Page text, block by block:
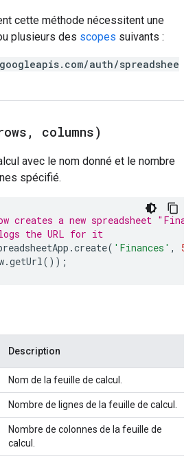
cette méthode nécessitent une
plusieurs des scopes suivants :
auth/spreadshee
, columns)
avec le nom donné et le nombre
spécifié.
creates a new spreadsheet
the URL for it
.create( 'Finances' , 50
.getUrl());
Description
Nom de la feuille de calcul.
Nombre de lignes de la feuille de calcul.
Nombre de colonnes de la feuille de
calcul.